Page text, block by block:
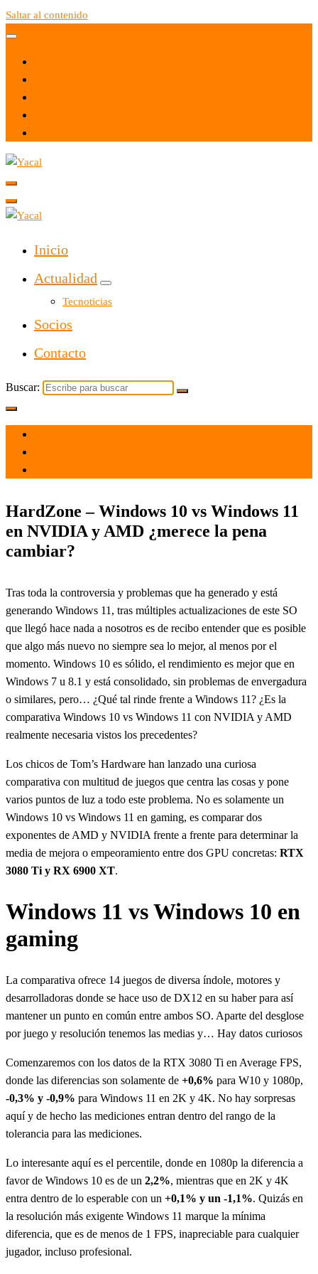
Saltar al contenido
Yacal micro hosting
Inicio
Actualidad
Tecnoticias
Socios
Contacto
Buscar:
HardZone – Windows 10 vs Windows 11
en NVIDIA y AMD ¿merece la pena
cambiar?
Tras toda la controversia y problemas que ha generado y está
generando Windows 11, tras múltiples actualizaciones de este SO
que llegó hace nada a nosotros es de recibo entender que es posible
que algo más nuevo no siempre sea lo mejor, al menos por el
momento. Windows 10 es sólido, el rendimiento es mejor que en
Windows 7 u 8.1 y está consolidado, sin problemas de envergadura
o similares, pero… ¿Qué tal rinde frente a Windows 11? ¿Es la
comparativa Windows 10 vs Windows 11 con NVIDIA y AMD
realmente necesaria vistos los precedentes?
Los chicos de Tom’s Hardware han lanzado una curiosa
comparativa con multitud de juegos que centra las cosas y pone
varios puntos de luz a todo este problema. No es solamente un
Windows 10 vs Windows 11 en gaming, es comparar dos
exponentes de AMD y NVIDIA frente a frente para determinar la
media de mejora o empeoramiento entre dos GPU concretas: RTX
3080 Ti y RX 6900 XT.
Windows 11 vs Windows 10 en
gaming
La comparativa ofrece 14 juegos de diversa índole, motores y
desarrolladoras donde se hace uso de DX12 en su haber para así
mantener un punto en común entre ambos SO. Aparte del desglose
por juego y resolución tenemos las medias y… Hay datos curiosos
Comenzaremos con los datos de la RTX 3080 Ti en Average FPS,
donde las diferencias son solamente de +0,6% para W10 y 1080p,
-0,3% y -0,9% para Windows 11 en 2K y 4K. No hay sorpresas
aquí y de hecho las mediciones entran dentro del rango de la
tolerancia para las mediciones.
Lo interesante aquí es el percentile, donde en 1080p la diferencia a
favor de Windows 10 es de un 2,2%, mientras que en 2K y 4K
entra dentro de lo esperable con un +0,1% y un -1,1%. Quizás en
la resolución más exigente Windows 11 marque la mínima
diferencia, que es de menos de 1 FPS, inapreciable para cualquier
jugador, incluso profesional.